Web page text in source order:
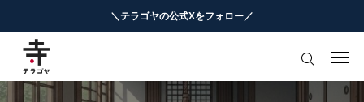
＼テラゴヤの公式Xをフォロー／
はじめての方へ